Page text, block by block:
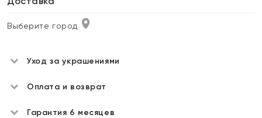
Выберите город
Уход за украшениями
Оплата и возврат
Гарантия 6 месяцев